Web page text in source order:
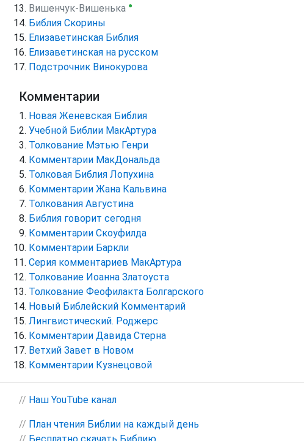
Вишенчук-Вишенька ●
Библия Скорины
Елизаветинская Библия
Елизаветинская на русском
Подстрочник Винокурова
Комментарии
Новая Женевская Библия
Учебной Библии МакАртура
Толкование Мэтью Генри
Комментарии МакДональда
Толковая Библия Лопухина
Комментарии Жана Кальвина
Толкования Августина
Библия говорит сегодня
Комментарии Скоуфилда
Комментарии Баркли
Серия комментариев МакАртура
Толкование Иоанна Златоуста
Толкование Феофилакта Болгарского
Новый Библейский Комментарий
Лингвистический. Роджерс
Комментарии Давида Стерна
Ветхий Завет в Новом
Комментарии Кузнецовой
// Наш YouTube канал
// План чтения Библии на каждый день